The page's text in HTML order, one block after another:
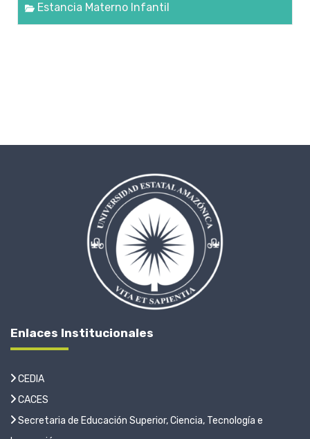
Estancia Materno Infantil
Enlaces Institucionales
CEDIA
CACES
Secretaria de Educación Superior, Ciencia, Tecnología e